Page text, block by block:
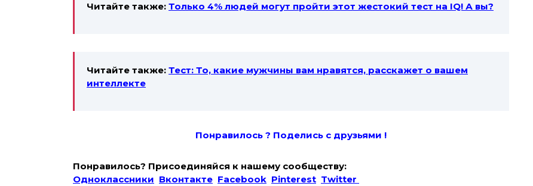
Читайте также: Только 4% людей могут пройти этот жестокий тест на IQ! А вы?
Читайте также: Тест: То, какие мужчины вам нравятся, расскажет о вашем
интеллекте
Понравилось ? Поделись с друзьями !
Понравилось? Присоединяйся к нашему сообществу:
Одноклассники Вконтакте Facebook Pinterest Twitter